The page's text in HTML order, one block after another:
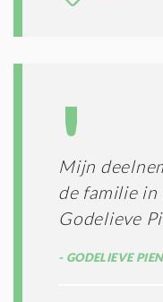
Mijn
de familie
Godelieve
GODELIEVE